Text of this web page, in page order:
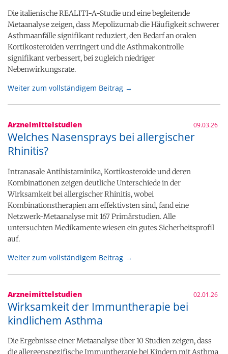
Die italienische REALITI-A-Studie und eine begleitende
Metaanalyse zeigen, dass Mepolizumab die Häufigkeit schwerer
Asthmaanfälle signifikant reduziert, den Bedarf an oralen
Kortikosteroiden verringert und die Asthmakontrolle
signifikant verbessert, bei zugleich niedriger
Nebenwirkungsrate.
Weiter zum vollständigem Beitrag →
Arzneimittelstudien 09.03.26
Welches Nasensprays bei allergischer
Rhinitis?
Intranasale Antihistaminika, Kortikosteroide und deren
Kombinationen zeigen deutliche Unterschiede in der
Wirksamkeit bei allergischer Rhinitis, wobei
Kombinationstherapien am effektivsten sind, fand eine
Netzwerk-Metaanalyse mit 167 Primärstudien. Alle
untersuchten Medikamente wiesen ein gutes Sicherheitsprofil
auf.
Weiter zum vollständigem Beitrag →
Arzneimittelstudien 02.01.26
Wirksamkeit der Immuntherapie bei
kindlichem Asthma
Die Ergebnisse einer Metaanalyse über 10 Studien zeigen, dass
die allergenspezifische Immuntherapie bei Kindern mit Asthma